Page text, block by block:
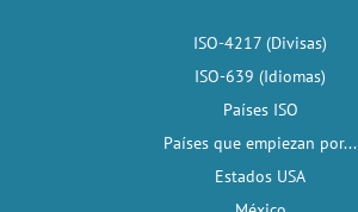
ISO-4217 (Divisas)
ISO-639 (Idiomas)
Países ISO
Países que empiezan por...
Estados USA